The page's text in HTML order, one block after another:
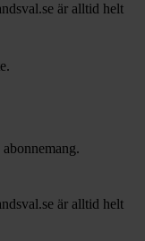
är alltid helt
.
är alltid helt